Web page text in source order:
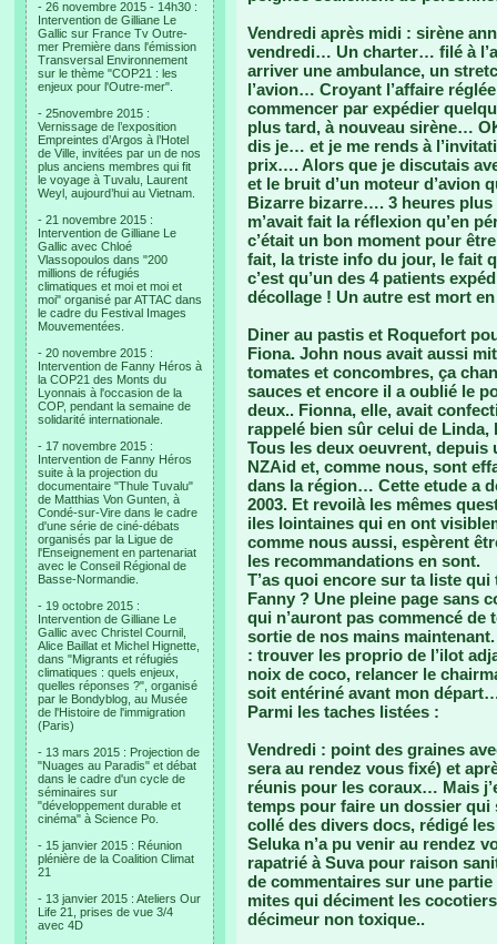
- 26 novembre 2015 - 14h30 :
Intervention de Gilliane Le
Gallic sur France Tv Outre-
mer Première dans l'émission
Transversal Environnement
sur le thème "COP21 : les
enjeux pour l'Outre-mer".
- 25novembre 2015 :
Vernissage de l’exposition
Empreintes d’Argos à l’Hotel
de Ville, invitées par un de nos
plus anciens membres qui fit
le voyage à Tuvalu, Laurent
Weyl, aujourd’hui au Vietnam.
- 21 novembre 2015 :
Intervention de Gilliane Le
Gallic avec Chloé
Vlassopoulos dans "200
millions de réfugiés
climatiques et moi et moi et
moi" organisé par ATTAC dans
le cadre du Festival Images
Mouvementées.
- 20 novembre 2015 :
Intervention de Fanny Héros à
la COP21 des Monts du
Lyonnais à l'occasion de la
COP, pendant la semaine de
solidarité internationale.
- 17 novembre 2015 :
Intervention de Fanny Héros
suite à la projection du
documentaire "Thule Tuvalu"
de Matthias Von Gunten, à
Condé-sur-Vire dans le cadre
d'une série de ciné-débats
organisés par la Ligue de
l'Enseignement en partenariat
avec le Conseil Régional de
Basse-Normandie.
- 19 octobre 2015 :
Intervention de Gilliane Le
Gallic avec Christel Cournil,
Alice Baillat et Michel Hignette,
dans "Migrants et réfugiés
climatiques : quels enjeux,
quelles réponses ?", organisé
par le Bondyblog, au Musée
de l'Histoire de l'immigration
(Paris)
- 13 mars 2015 : Projection de
"Nuages au Paradis" et débat
dans le cadre d'un cycle de
séminaires sur
"développement durable et
cinéma" à Science Po.
- 15 janvier 2015 : Réunion
plénière de la Coalition Climat
21
- 13 janvier 2015 : Ateliers Our
Life 21, prises de vue 3/4
avec 4D
Vendredi après midi : sirène
vendredi… Un charter… filé à
arriver une ambulance, un
l’avion… Croyant l’affaire
commencer par expédier
plus tard, à nouveau sirène…
dis je… et je me rends à
prix…. Alors que je discutais
et le bruit d’un moteur
Bizarre bizarre…. 3 heures
m’avait fait la réflexion qu’en
c’était un bon moment pour
fait, la triste info du jour, le fait
c’est qu’un des 4 patients
décollage ! Un autre est mort
Diner au pastis et Roquefort
Fiona. John nous avait aussi
tomates et concombres, ça
sauces et encore il a oublié le
deux.. Fionna, elle, avait
rappelé bien sûr celui de Linda,
Tous les deux oeuvrent, depuis
NZAid et, comme nous, sont
dans la région… Cette etude a
2003. Et revoilà les mêmes
iles lointaines qui en ont
comme nous aussi, espèrent
les recommandations en sont.
T’as quoi encore sur ta liste
Fanny ? Une pleine page sans
qui n’auront pas commencé
sortie de nos mains
: trouver les proprio de l’ilot
noix de coco, relancer le
soit entériné avant mon
Parmi les taches listées :
Vendredi : point des graines
sera au rendez vous fixé) et
réunis pour les coraux… Mais
temps pour faire un dossier qui
collé des divers docs, rédigé
Seluka n’a pu venir au rendez
rapatrié à Suva pour raison
de commentaires sur une
mites qui déciment les
décimeur non toxique..